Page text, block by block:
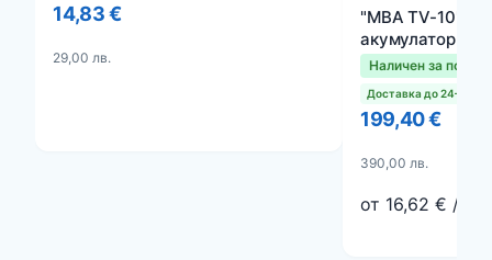
14,83 €
29,00 лв.
"MBA TV-10" -
акумулаторна
вградено DVD
Carrier TV-10,
карта или
микрофон и
Наличен за
Доставка до 24–48
199,40 €
390,00 лв.
от 16,62 € /